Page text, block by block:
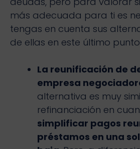
más adecuada para ti es
tengas en cuenta sus
de ellas en este último
La reunificación de
empresa
alternativa es muy
refinanciación en
simplificar pagos
préstamos en una